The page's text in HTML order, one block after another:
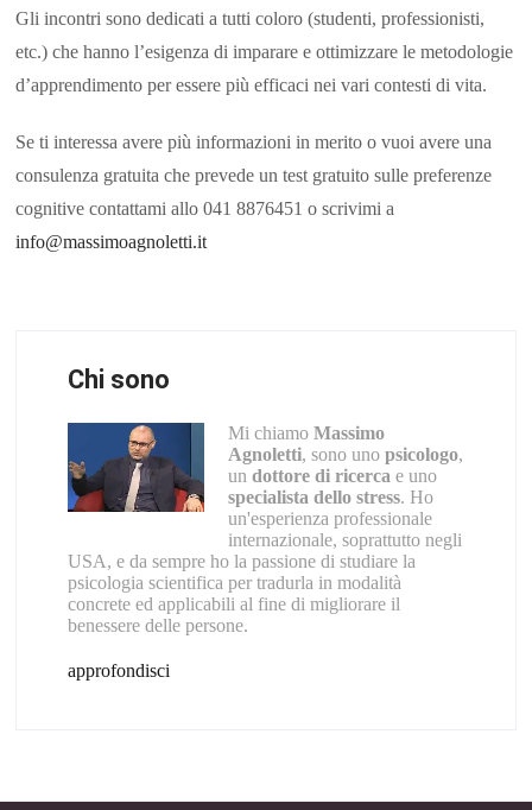
Gli incontri sono dedicati a tutti coloro (studenti, professionisti,
etc.) che hanno l’esigenza di imparare e ottimizzare le metodologie
d’apprendimento per essere più efficaci nei vari contesti di vita.
Se ti interessa avere più informazioni in merito o vuoi avere una
consulenza gratuita che prevede un test gratuito sulle preferenze
cognitive contattami allo 041 8876451 o scrivimi a
info@massimoagnoletti.it
Chi sono
Mi chiamo Massimo
Agnoletti, sono uno psicologo,
un dottore di ricerca e uno
specialista dello stress. Ho
un'esperienza professionale
internazionale, soprattutto negli
USA, e da sempre ho la passione di studiare la
psicologia scientifica per tradurla in modalità
concrete ed applicabili al fine di migliorare il
benessere delle persone.
approfondisci